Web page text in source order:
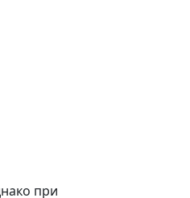
при